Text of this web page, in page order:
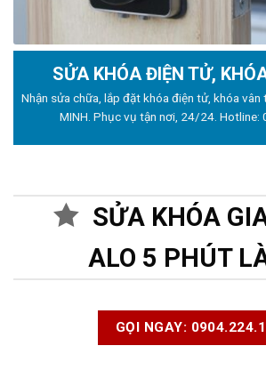
SỬA KHÓA ĐIỆN TỬ,
Nhận sửa chữa, lắp đặt khóa điện tử, khóa vân
MINH. Phục vụ tận nơi, 24/24. Hotline:
SỬA KHÓA
ALO 5 PHÚT
GỌI NGAY: